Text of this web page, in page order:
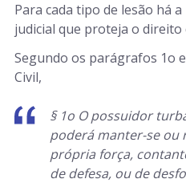
Para cada tipo de lesão há
judicial que proteja o direito
Segundo os parágrafos 1o
Civil,
§ 1o O possuidor
poderá manter-se ou
própria força,
de defesa, ou de